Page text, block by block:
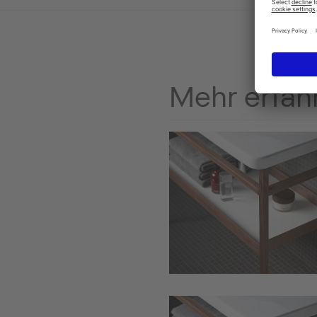
Mehr